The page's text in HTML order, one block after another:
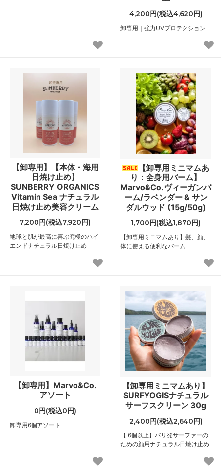
4,200円(税込4,620円)
卸専用｜強力UVプロテクション
【卸専用】【本体・海用
日焼け止め】
SUNBERRY ORGANICS
Vitamin Sea ナチュラル
日焼け止め美容クリーム
7,200円(税込7,920円)
地球と肌が最高に喜ぶ究極のハイ
エンドナチュラル日焼け止め
【卸専用ミニマムあ
り：全身用バーム】
Marvo&Co.ヴィーガンバ
ーム/ラベンダー & サン
ダルウッド (15g/50g)
1,700円(税込1,870円)
【卸専用ミニマムあり】髪、顔、
体に使える便利なバーム
【卸専用】Marvo&Co.
アソート
0円(税込0円)
卸専用6個アソート
【卸専用ミニマムあり】
SURFYOGISナチュラル
サーフスクリーン 30g
2,400円(税込2,640円)
【 6個以上】バリ発サーファーの
ための顔用ナチュラル日焼け止め